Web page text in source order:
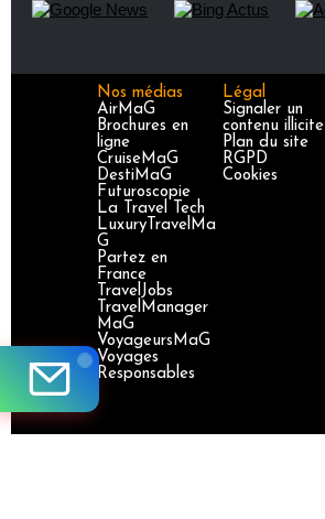
Nos médias
AirMaG
Brochures en
ligne
CruiseMaG
DestiMaG
Futuroscopie
La Travel Tech
LuxuryTravelMa
G
Partez en
France
TravelJobs
TravelManager
MaG
VoyageursMaG
Voyages
Responsables
Légal
Signaler un
contenu illicite
Plan du site
RGPD
Cookies